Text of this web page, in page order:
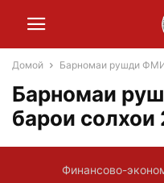
Домой Барномаи рушди
Барномаи
барои
Финансово-